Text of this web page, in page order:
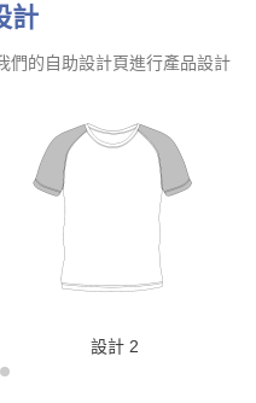
計
們的自助設計頁進行產品設計
設計 2